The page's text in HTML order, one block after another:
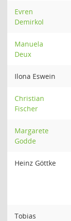
Evren
Demirkol
Manuela
Deux
Ilona Eswein
Christian
Fischer
Margarete
Godde
Heinz Göttke
Tobias